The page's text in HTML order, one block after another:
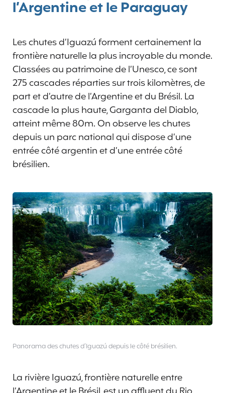
l’Argentine et le Paraguay
Les chutes d’Iguazú forment certainement la
frontière naturelle la plus incroyable du monde.
Classées au patrimoine de l’Unesco, ce sont
275 cascades réparties sur trois kilomètres, de
part et d’autre de l’Argentine et du Brésil. La
cascade la plus haute, Garganta del Diablo,
atteint même 80m. On observe les chutes
depuis un parc national qui dispose d’une
entrée côté argentin et d’une entrée côté
brésilien.
Panorama des chutes d’Iguazú depuis le côté brésilien.
La rivière Iguazú, frontière naturelle entre